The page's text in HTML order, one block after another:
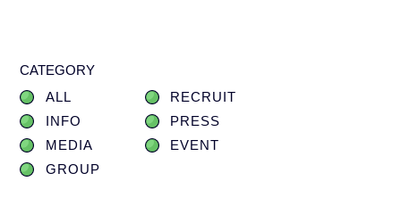
CATEGORY
ALL
RECRUIT
INFO
PRESS
MEDIA
EVENT
GROUP